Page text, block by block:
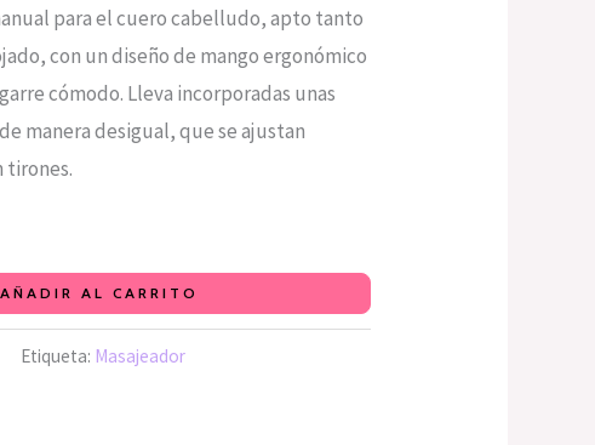
para el cuero cabelludo, apto tanto
con un diseño de mango ergonómico
cómodo. Lleva incorporadas unas
manera desigual, que se ajustan
tirones.
AÑADIR AL CARRITO
Etiqueta: Masajeador